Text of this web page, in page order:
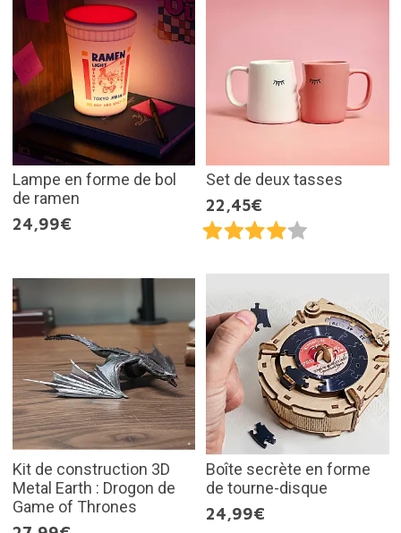
Lampe en forme de bol
de ramen
24,99€
Set de deux tasses
22,45€
Kit de construction 3D
Metal Earth : Drogon de
Game of Thrones
Boîte secrète en forme
de tourne-disque
24,99€